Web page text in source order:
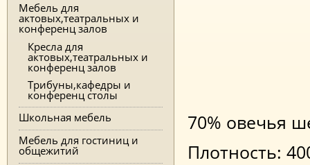
Мебель для
актовых,театральных и
конференц залов
Кресла для
актовых,театральных и
конференц залов
Трибуны,кафедры и
конференц столы
Школьная мебель
Мебель для гостиниц и
общежитий
70% овечья
Плотность: